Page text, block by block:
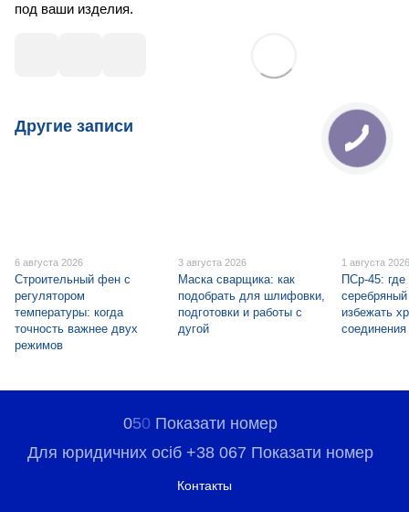
под ваши изделия.
Другие записи
6 августа 2026
Строительный фен с
регулятором
температуры: когда
точность важнее двух
режимов
3 августа 2026
Маска сварщика: как
подобрать для шлифовки,
подготовки и работы с
дугой
1 августа
ПСр-45: где
избежать
соединения
050 Показати номер
Для юридичних осіб +38 067 Показати номер
Контакты